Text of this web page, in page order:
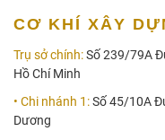
CƠ KHÍ XÂY
Trụ sở chính:Số 239/79A
Hồ Chí Minh
• Chi nhánh 1:Số 45/10A
Dương